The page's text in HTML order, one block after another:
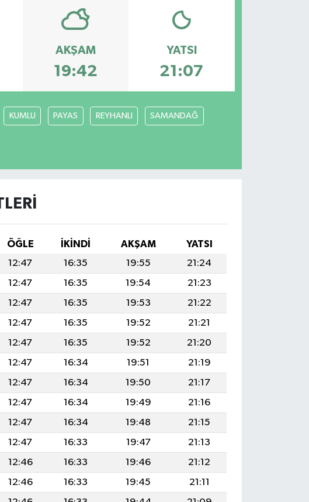
AKŞAM
19:42
YATSI
21:07
KUMLU PAYAS REYHANLI SAMANDAĞ
ÖĞLE İKINDI AKŞAM
YATSI
12:47 16:35 19:55
21:24
12:47 16:35 19:54
21:23
12:47 16:35 19:53
21:22
12:47 16:35 19:52
21:21
12:47 16:35 19:52
21:20
12:47 16:34 19:51
21:19
12:47 16:34 19:50
21:17
12:47 16:34 19:49
21:16
12:47 16:34 19:48
21:15
12:47 16:33 19:47
21:13
12:46 16:33 19:46
21:12
12:46 16:33 19:45
21:11